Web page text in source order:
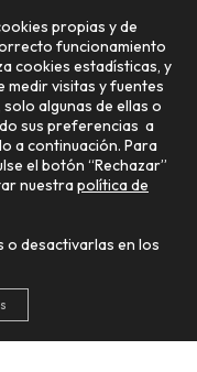
Main
Menu
propias y de
funcionamiento
cookies estadísticas, y
medir visitas y fuentes
algunas de ellas o
sus preferencias a
a continuación. Para
el botón “Rechazar”
nuestrapolítica de
o desactivarlas en los